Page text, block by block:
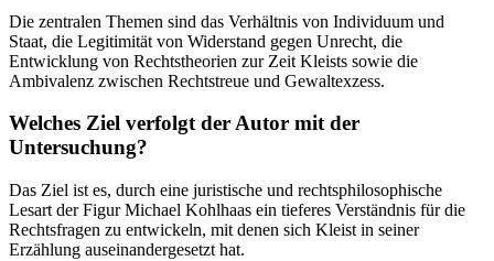
Die zentralen Themen sind das Verhältnis von Individuum und
Staat, die Legitimität von Widerstand gegen Unrecht, die
Entwicklung von Rechtstheorien zur Zeit Kleists sowie die
Ambivalenz zwischen Rechtstreue und Gewaltexzess.
Welches Ziel verfolgt der Autor mit der
Untersuchung?
Das Ziel ist es, durch eine juristische und rechtsphilosophische
Lesart der Figur Michael Kohlhaas ein tieferes Verständnis für die
Rechtsfragen zu entwickeln, mit denen sich Kleist in seiner
Erzählung auseinandergesetzt hat.